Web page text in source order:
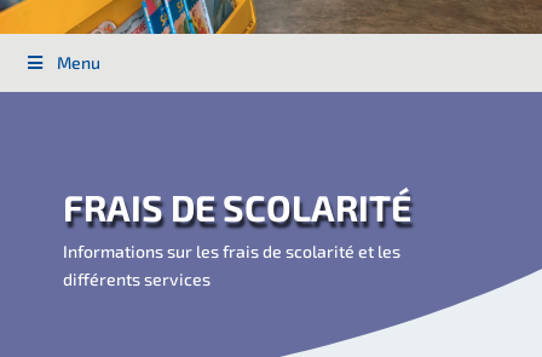
Menu
FRAIS DE SCOLARITÉ
Informations sur les frais de scolarité et les
différents services